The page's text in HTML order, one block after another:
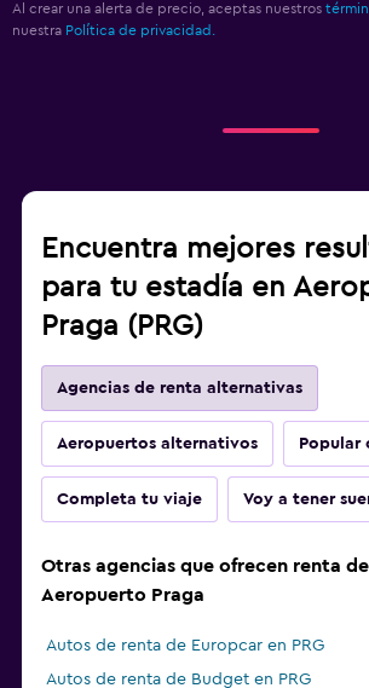
Al crear una alerta de precio, aceptas nuestros
nuestra Política de privacidad.
Encuentra mejores
para tu estadía en
Praga (PRG)
Agencias de renta alternativas
Aeropuertos alternativos Popular
Completa tu viaje Voy a tener
Otras agencias que ofrecen renta
Aeropuerto Praga
Autos de renta de Europcar en PRG
Autos de renta de Budget en PRG